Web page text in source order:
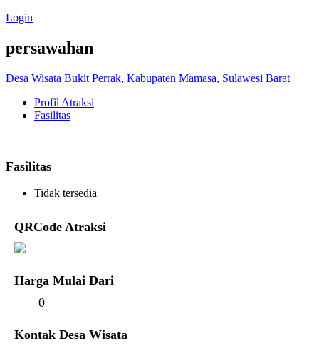
Login
persawahan
Desa Wisata Bukit Perrak, Kabupaten Mamasa, Sulawesi Barat
Profil Atraksi
Fasilitas
Fasilitas
Tidak tersedia
QRCode Atraksi
Harga Mulai Dari
0
Kontak Desa Wisata